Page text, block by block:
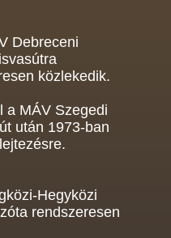
Debreceni
közlekedik.
a MÁV Szegedi
után 1973-ban
Hegyközi
rendszeresen